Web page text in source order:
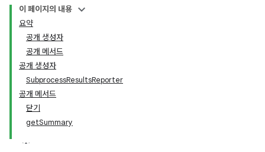
이 페이지의 내용
요약
공개 생성자
공개 메서드
공개 생성자
SubprocessResultsReporter
공개 메서드
닫기
getSummary